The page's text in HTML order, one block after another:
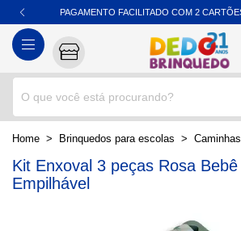
PAGAMENTO FACILITADO COM 2
home Brinquedos para escolas
Kit Enxoval 3 peças Rosa
Empilhável